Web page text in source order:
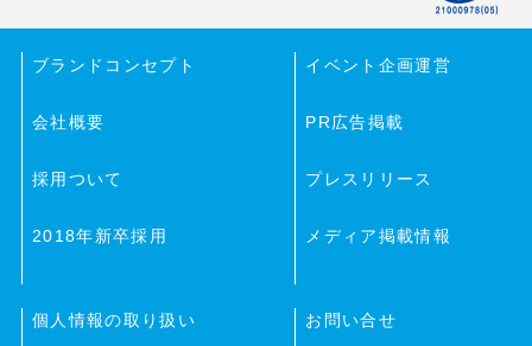
ブランドコンセプト
会社概要
採用ついて
2018年新卒採用
イベント企画運営
PR広告掲載
プレスリリース
メディア掲載情報
個人情報の取り扱い お問い合せ